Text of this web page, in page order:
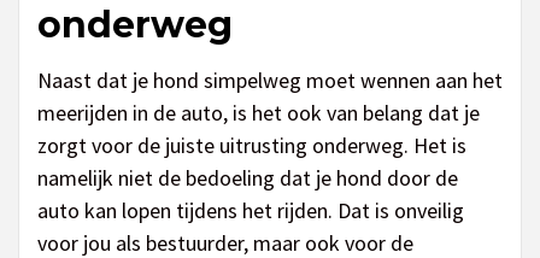
onderweg
Naast dat je hond simpelweg moet wennen aan het
meerijden in de auto, is het ook van belang dat je
zorgt voor de juiste uitrusting onderweg. Het is
namelijk niet de bedoeling dat je hond door de
auto kan lopen tijdens het rijden. Dat is onveilig
voor jou als bestuurder, maar ook voor de